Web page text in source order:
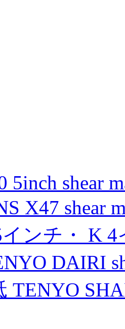
5inch shear
X47 shear
インチ・ K
DAIRI
TENYO